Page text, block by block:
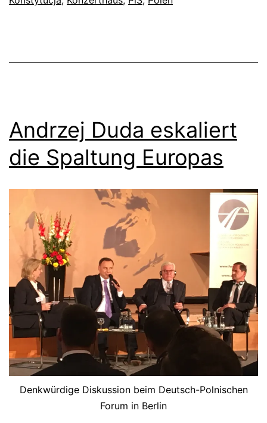
Andrzej Duda eskaliert
die Spaltung Europas
Denkwürdige Diskussion beim Deutsch-Polnischen
Forum in Berlin